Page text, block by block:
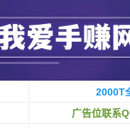
2000T
广告位联系